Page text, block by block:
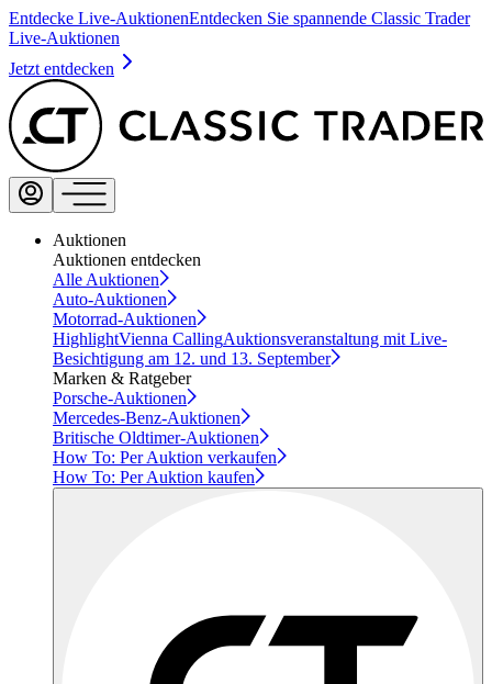
Entdecke Live-AuktionenEntdecken Sie spannende Classic Trader
Live-Auktionen
Jetzt entdecken
Auktionen
Auktionen entdecken
Alle Auktionen
Auto-Auktionen
Motorrad-Auktionen
HighlightVienna CallingAuktionsveranstaltung mit Live-
Besichtigung am 12. und 13. September
Marken & Ratgeber
Porsche-Auktionen
Mercedes-Benz-Auktionen
Britische Oldtimer-Auktionen
How To: Per Auktion verkaufen
How To: Per Auktion kaufen